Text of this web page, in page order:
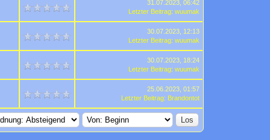
31.07.2023, 06:42
Letzter Beitrag:wuumak
30.07.2023, 12:13
Letzter Beitrag:wuumak
30.07.2023, 18:24
Letzter Beitrag:wuumak
25.06.2023, 01:57
Letzter Beitrag:Brandontot